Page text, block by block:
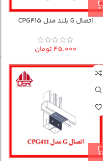
اتصال G بلند مدل CPG415
۴۵.۰۰۰تومان